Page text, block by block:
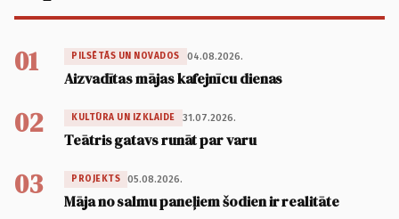
01 PILSĒTĀS UN NOVADOS 04.08.2026.
Aizvadītas mājas kafejnīcu dienas
02 KULTŪRA UN IZKLAIDE 31.07.2026.
Teātris gatavs runāt par varu
03 PROJEKTS 05.08.2026.
Māja no salmu paneļiem šodien ir realitāte